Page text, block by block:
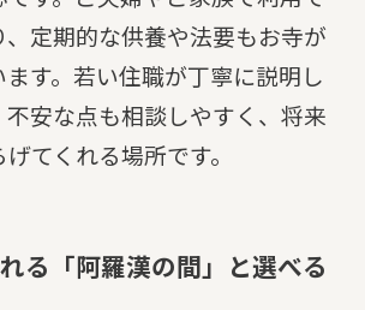
、定期的な供養や法要もお寺が
す。若い住職が丁寧に説明し
安な点も相談しやすく、将来
てくれる場所です。
る「阿羅漢の間」と選べる